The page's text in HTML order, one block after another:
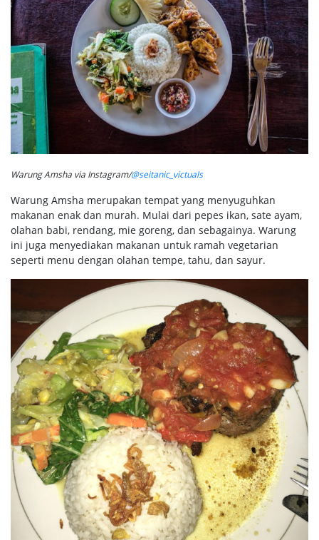
Warung Amsha via Instagram/@seitanic_victuals
Warung Amsha merupakan tempat yang menyuguhkan
makanan enak dan murah. Mulai dari pepes ikan, sate ayam,
olahan babi, rendang, mie goreng, dan sebagainya. Warung
ini juga menyediakan makanan untuk ramah vegetarian
seperti menu dengan olahan tempe, tahu, dan sayur.